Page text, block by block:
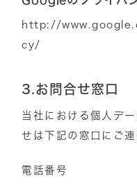
http://
cy/
3.お問合せ窓口
当社における個人デ
せは下記の窓口にご連
電話番号